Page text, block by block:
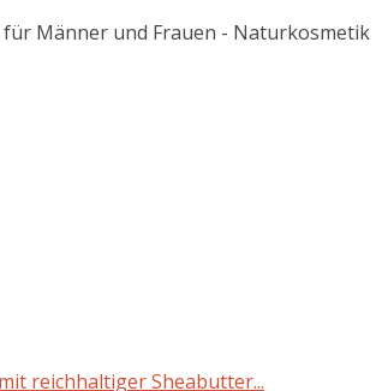
für Männer und Frauen - Naturkosmetik
reichhaltiger Sheabutter...